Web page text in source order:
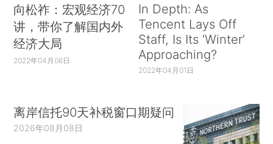
向松祚：宏观经济70
讲，带你了解国内外
经济大局
2022年04月06日
In Depth: As
Tencent Lays Off
Staff, Is Its ‘Winter’
Approaching?
2022年04月01日
离岸信托90天补税窗口期疑问
2026年08月08日